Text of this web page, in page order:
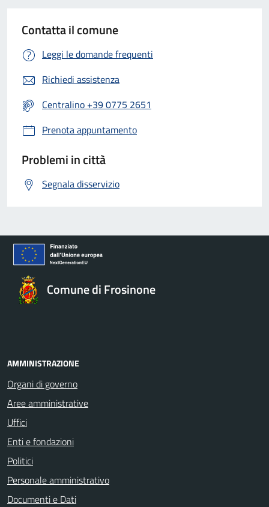
Contatta il comune
Leggi le domande frequenti
Richiedi assistenza
Centralino +39 0775 2651
Prenota appuntamento
Problemi in città
Segnala disservizio
Comune di Frosinone
AMMINISTRAZIONE
Organi di governo
Aree amministrative
Uffici
Enti e fondazioni
Politici
Personale amministrativo
Documenti e Dati